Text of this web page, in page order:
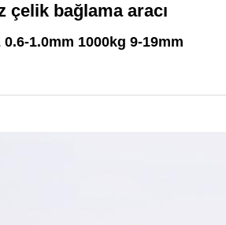
çelik bağlama aracı
0.6-1.0mm 1000kg 9-19mm